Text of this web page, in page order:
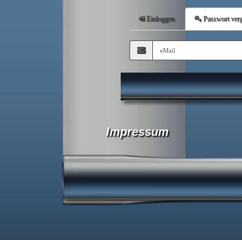
Einloggen Passwort
Impressum